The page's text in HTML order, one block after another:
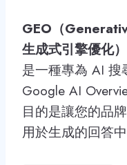
GEO（
生成式引擎優化）
是一種專為 AI 搜
Google AI
目的是讓您的品
用於生成的回答中